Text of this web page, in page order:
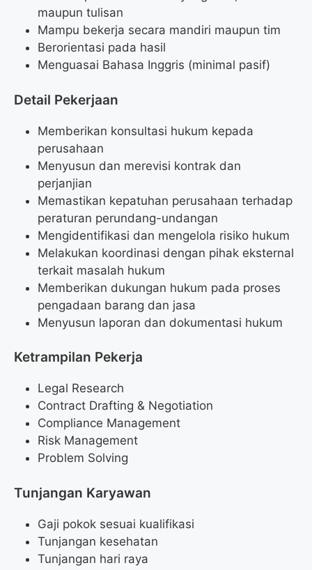
maupun tulisan
Mampu bekerja secara mandiri maupun tim
Berorientasi pada hasil
Menguasai Bahasa Inggris (minimal pasif)
Detail Pekerjaan
Memberikan konsultasi hukum kepada
perusahaan
Menyusun dan merevisi kontrak dan
perjanjian
Memastikan kepatuhan perusahaan terhadap
peraturan perundang-undangan
Mengidentifikasi dan mengelola risiko hukum
Melakukan koordinasi dengan pihak eksternal
terkait masalah hukum
Memberikan dukungan hukum pada proses
pengadaan barang dan jasa
Menyusun laporan dan dokumentasi hukum
Ketrampilan Pekerja
Legal Research
Contract Drafting & Negotiation
Compliance Management
Risk Management
Problem Solving
Tunjangan Karyawan
Gaji pokok sesuai kualifikasi
Tunjangan kesehatan
Tunjangan hari raya